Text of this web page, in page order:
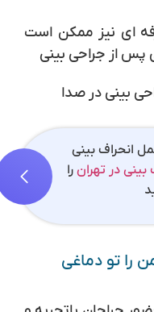
ای نیز ممکن است
از جراحی بینی
انحراف بینی
در تهرانرا
را تو دماغی